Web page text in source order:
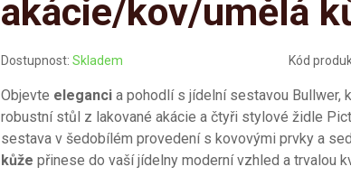
akácie/kov/umělá
Dostupnost: Skladem Kód
Objevte eleganci a pohodlí s jídelní sestavou Bullwer,
robustní stůl z lakované akácie a čtyři stylové židle
sestava v šedobílém provedení s kovovými prvky a
kůže přinese do vaší jídelny moderní vzhled a trvalou